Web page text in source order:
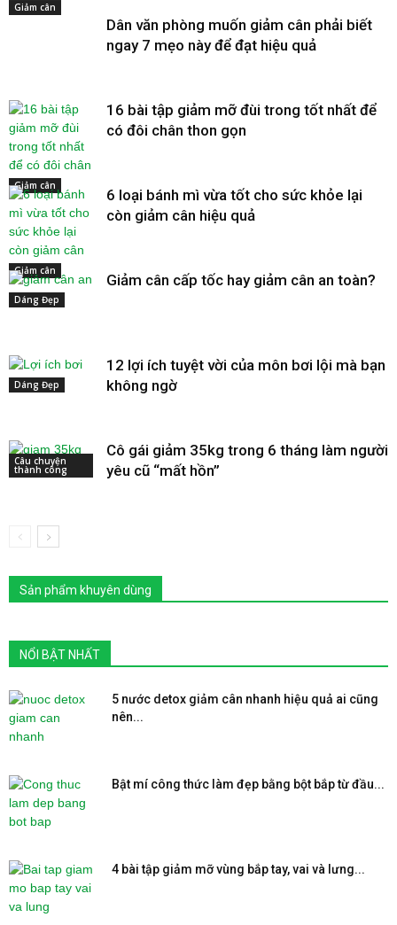
Giảm cân
Dân văn phòng muốn giảm cân phải biết
ngay 7 mẹo này để đạt hiệu quả
Giảm cân
16 bài tập giảm mỡ đùi trong tốt nhất để
có đôi chân thon gọn
Giảm cân
6 loại bánh mì vừa tốt cho sức khỏe lại
còn giảm cân hiệu quả
Dáng Đẹp
Giảm cân cấp tốc hay giảm cân an toàn?
Dáng Đẹp
12 lợi ích tuyệt vời của môn bơi lội mà bạn
không ngờ
Câu chuyện
thành công
Cô gái giảm 35kg trong 6 tháng làm người
yêu cũ “mất hồn”
Sản phẩm khuyên dùng
NỔI BẬT NHẤT
5 nước detox giảm cân nhanh hiệu quả ai cũng
nên...
Bật mí công thức làm đẹp bằng bột bắp từ đầu...
4 bài tập giảm mỡ vùng bắp tay, vai và lưng...